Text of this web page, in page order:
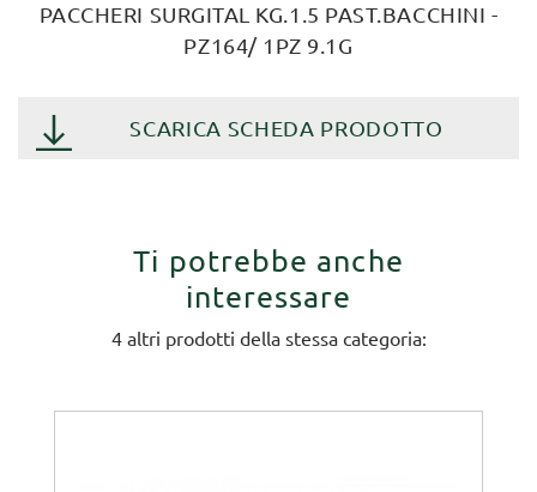
PACCHERI SURGITAL KG.1.5 PAST.BACCHINI -
PZ164/ 1PZ 9.1G
SCARICA SCHEDA PRODOTTO
Ti potrebbe anche
interessare
4 altri prodotti della stessa categoria: